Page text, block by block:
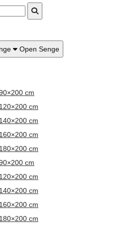
Open Senge
cm
cm
cm
cm
cm
cm
cm
cm
cm
cm